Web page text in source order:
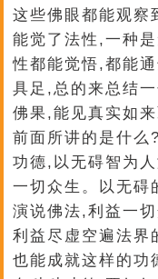
这些佛眼都能观察
能觉了法性,一种
性都能觉悟,都能
具足,总的来总结
佛果,能见真实如
前面所讲的是什么
功德,以无碍智为
一切众生。以无碍
演说佛法,利益一
利益尽虚空遍法界
也能成就这样的功